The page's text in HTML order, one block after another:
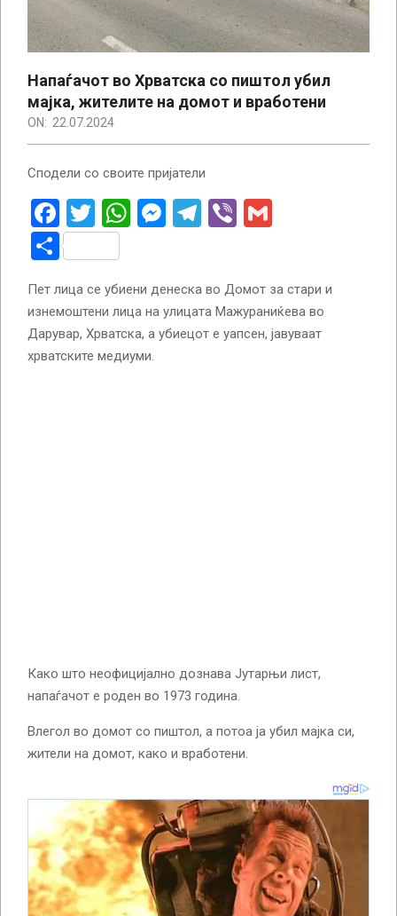
Напаѓачот во Хрватска со пиштол убил
мајка, жителите на домот и вработени
ON: 22.07.2024
Сподели со своите пријатели
Facebook
Twitter
WhatsApp
Messenger
Telegram
Viber
Share
Пет лица се убиени денеска во Домот за стари и
изнемоштени лица на улицата Мажураниќева во
Дарувар, Хрватска, а убиецот е уапсен, јавуваат
хрватските медиуми.
Како што неофицијално дознава Јутарњи лист,
напаѓачот е роден во 1973 година.
Влегол во домот со пиштол, а потоа ја убил мајка си,
жители на домот, како и вработени.